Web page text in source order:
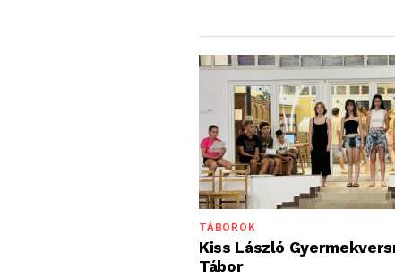
TÁBOROK
Kiss László
Tábor